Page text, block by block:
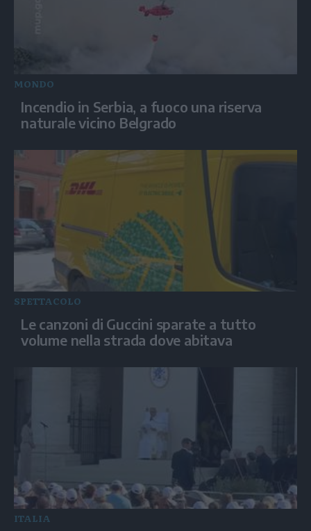
MONDO
Incendio in Serbia, a fuoco una riserva
naturale vicino Belgrado
SPETTACOLO
Le canzoni di Guccini sparate a tutto
volume nella strada dove abitava
ITALIA